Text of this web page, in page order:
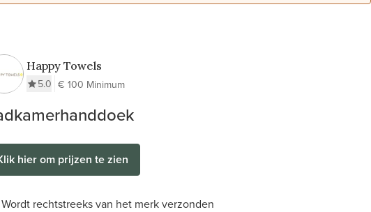
Happy Towels
5.0 € 100 Minimum
hier om prijzen te zien
Wordt rechtstreeks van het merk verzonden